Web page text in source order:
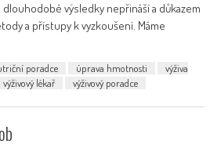
výsledky nepřináší a důkazem
a přístupy k vyzkoušení. Máme
poradce úprava hmotnosti
výživa
výživový lékař výživový poradce